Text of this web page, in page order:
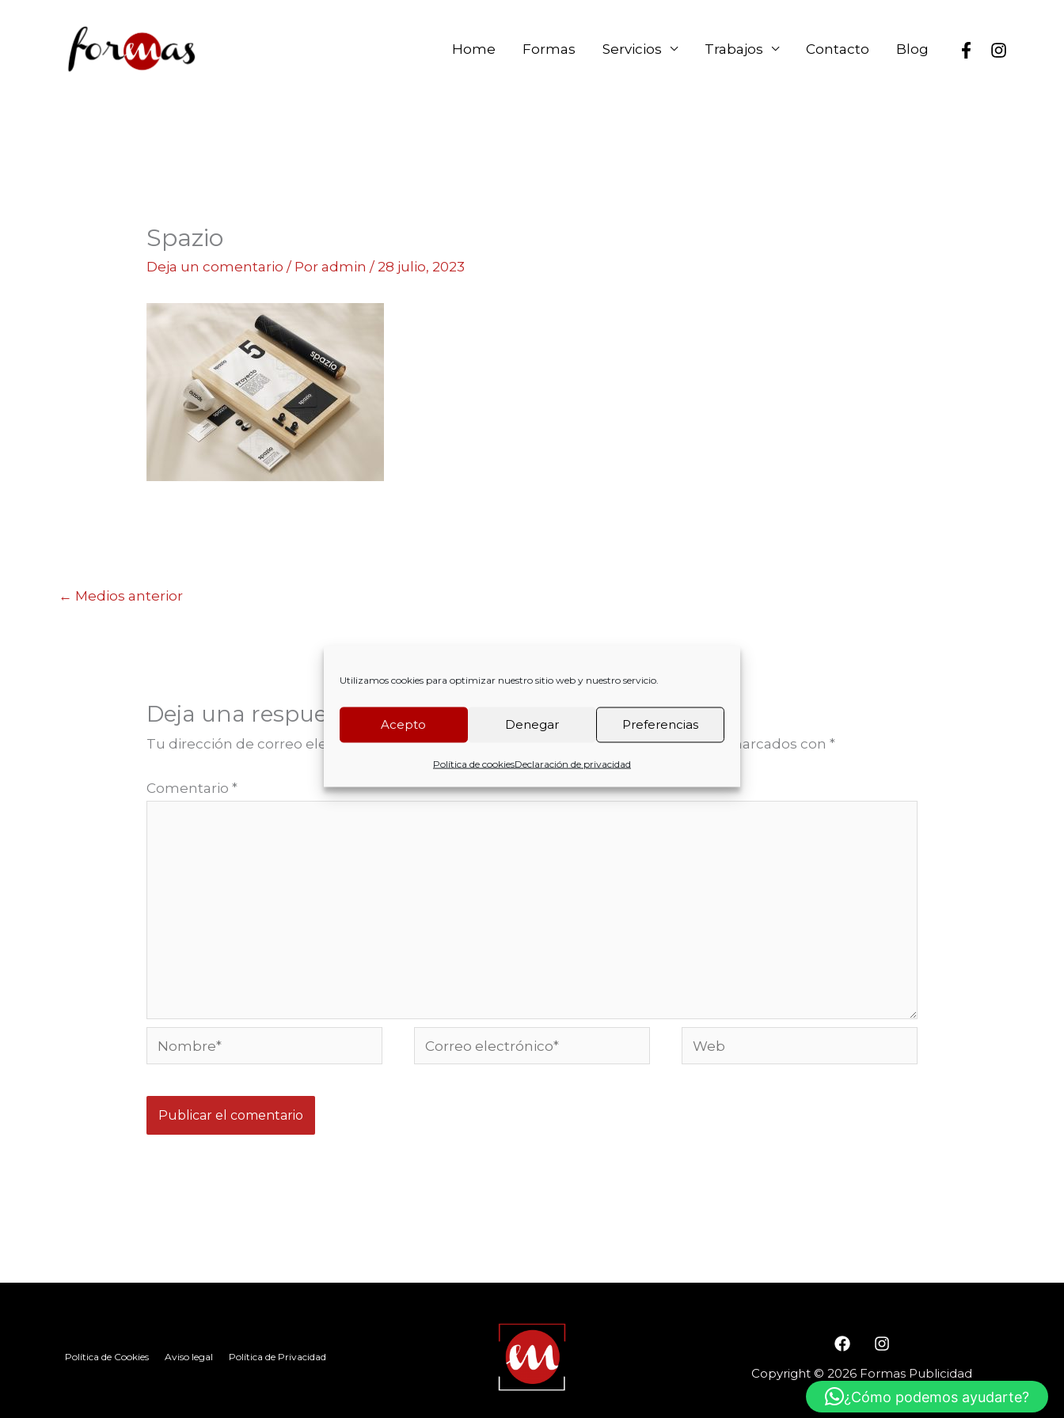
Utilizamos cookies para optimizar nuestro sitio web y nuestro servicio.
Acepto Denegar Preferencias
Política de cookiesDeclaración de privacidad
contenido
Home Formas Servicios Trabajos Contacto Blog
Spazio
Deja un comentario / Poradmin/ 28 julio, 2023
← Medios anterior
Deja una respuesta
Tu dirección de correo electrónico no será publicada. Los campos obligatorios están marcados con*
Comentario*
Nombre*
Correo
electrónico*
Web
Política de Cookies Aviso legal Política de Privacidad
Copyright © 2026 Formas Publicidad
¿Cómo podemos ayudarte?